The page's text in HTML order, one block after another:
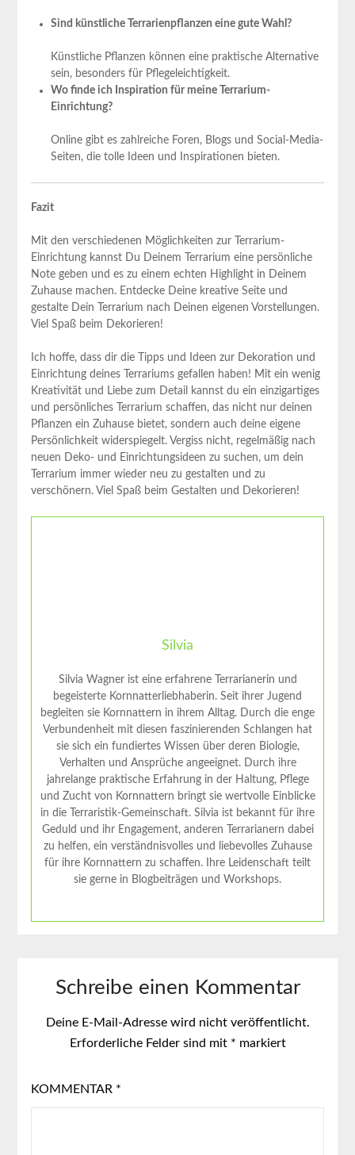
Sind künstliche Terrarienpflanzen eine gute Wahl?
Künstliche Pflanzen können eine praktische Alternative
sein, besonders für Pflegeleichtigkeit.
Wo finde ich Inspiration für meine Terrarium-
Einrichtung?
Online gibt es zahlreiche Foren, Blogs und Social-Media-
Seiten, die tolle Ideen und Inspirationen bieten.
Fazit
Mit den verschiedenen Möglichkeiten zur Terrarium-
Einrichtung kannst Du Deinem Terrarium eine persönliche
Note geben und es zu einem echten Highlight in Deinem
Zuhause machen. Entdecke Deine kreative Seite und
gestalte Dein Terrarium nach Deinen eigenen Vorstellungen.
Viel Spaß beim Dekorieren!
Ich hoffe, dass dir die Tipps und Ideen zur Dekoration und
Einrichtung deines Terrariums gefallen haben! Mit ein wenig
Kreativität und Liebe zum Detail kannst du ein einzigartiges
und persönliches Terrarium schaffen, das nicht nur deinen
Pflanzen ein Zuhause bietet, sondern auch deine eigene
Persönlichkeit widerspiegelt. Vergiss nicht, regelmäßig nach
neuen Deko- und Einrichtungsideen zu suchen, um dein
Terrarium immer wieder neu zu gestalten und zu
verschönern. Viel Spaß beim Gestalten und Dekorieren!
Silvia
Silvia Wagner ist eine erfahrene Terrarianerin und
begeisterte Kornnatterliebhaberin. Seit ihrer Jugend
begleiten sie Kornnattern in ihrem Alltag. Durch die enge
Verbundenheit mit diesen faszinierenden Schlangen hat
sie sich ein fundiertes Wissen über deren Biologie,
Verhalten und Ansprüche angeeignet. Durch ihre
jahrelange praktische Erfahrung in der Haltung, Pflege
und Zucht von Kornnattern bringt sie wertvolle Einblicke
in die Terraristik-Gemeinschaft. Silvia ist bekannt für ihre
Geduld und ihr Engagement, anderen Terrarianern dabei
zu helfen, ein verständnisvolles und liebevolles Zuhause
für ihre Kornnattern zu schaffen. Ihre Leidenschaft teilt
sie gerne in Blogbeiträgen und Workshops.
Schreibe einen Kommentar
Deine E-Mail-Adresse wird nicht veröffentlicht.
Erforderliche Felder sind mit * markiert
KOMMENTAR *